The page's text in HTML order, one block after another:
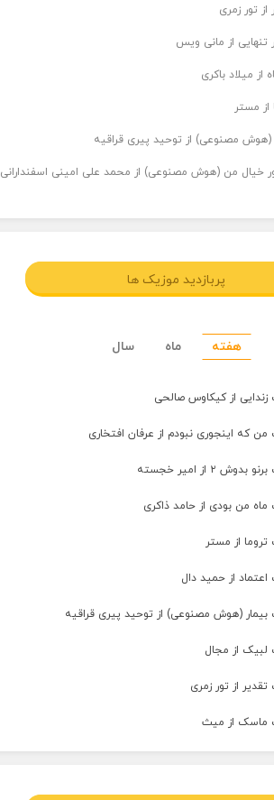
تور زمری
تنهایی از مانی ویس
از میلاد باکری
از مستر
(هوش مصنوعی) از توحید پیری قراقیه
خیال من (هوش مصنوعی) از محمد علی امینی اسفندارانی
پربازدید موزیک ها
هفته ماه سال
زندایی از کیکاوس صالحی
من که اینجوری نبودم از عرفان افتخاری
۲ از امیر خجسته
ماه من بودی از حامد ذاکری
تروما از مستر
اعتماد از حمید دال
بیمار (هوش مصنوعی) از توحید پیری قراقیه
لبیک از مجال
از تور زمری
ماسک از میث